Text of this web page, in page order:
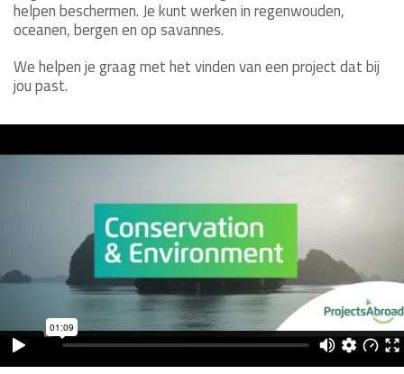
helpen beschermen. Je kunt werken in regenwouden,
oceanen, bergen en op savannes.
We helpen je graag met het vinden van een project dat bij
jou past.